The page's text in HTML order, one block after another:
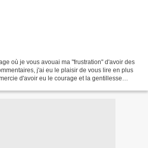
où je vous avouai ma "frustration" d'avoir des
j'ai eu le plaisir de vous lire en plus
d'avoir eu le courage et la gentillesse